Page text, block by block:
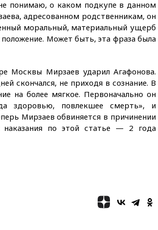
выделить средства на новые
РЛС для Белгородской
области
вчера, 21:56 The Atlantic: Маск
вчера, 21:35После пожара на
складе в Брянске возбудили
уголовное дело
вчера, 21:26Лидеры сборной
РФ по гимнастике получили
официальный отказ в визах от
На границе
Украины с Польшей скопилось
понимаю, о каком подкупе в данном
адресованном родственникам, он
моральный, материальный ущерб
Может быть, эта фраза была
Москвы Мирзаев ударил Агафонова.
скончался, не приходя в сознание. В
на более мягкое. Первоначально он
здоровью, повлекшее смерть», и
Мирзаев обвиняется в причинении
по этой статье — 2 года